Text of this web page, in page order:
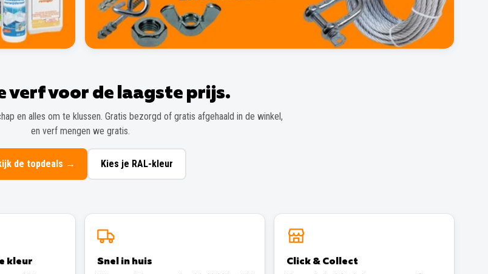
verf voor de laagste prijs.
en alles om te klussen. Gratis bezorgd of gratis afgehaald in de winkel,
en verf mengen we gratis.
de topdeals → Kies je RAL-kleur
kleur
Snel in huis
Click & Collect